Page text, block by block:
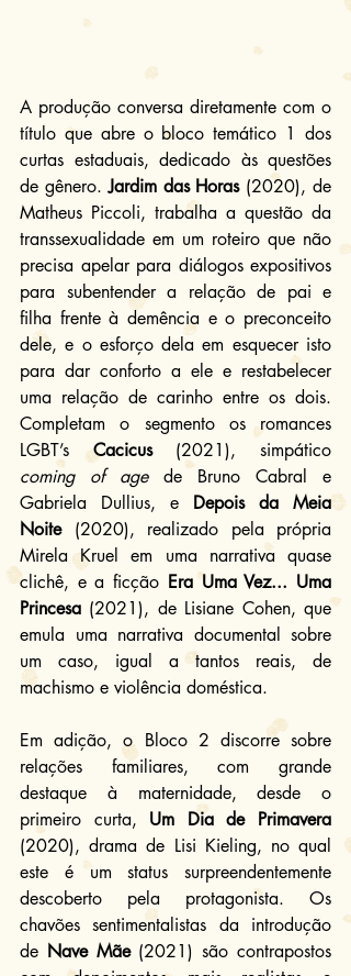
A produção conversa diretamente com o
título que abre o bloco temático 1 dos
curtas estaduais, dedicado às questões
de gênero. Jardim das Horas (2020), de
Matheus Piccoli, trabalha a questão da
transsexualidade em um roteiro que não
precisa apelar para diálogos expositivos
para subentender a relação de pai e
filha frente à demência e o preconceito
dele, e o esforço dela em esquecer isto
para dar conforto a ele e restabelecer
uma relação de carinho entre os dois.
Completam o segmento os romances
LGBT’s Cacicus
coming of age de Bruno Cabral e
Gabriela Dullius, e Depois da Meia
Noite (2020), realizado pela própria
Mirela Kruel em uma narrativa quase
clichê, e a ficção Era Uma Vez... Uma
Princesa (2021), de Lisiane Cohen, que
emula uma narrativa documental sobre
um caso, igual a tantos reais, de
machismo e violência doméstica.
Em adição, o Bloco 2 discorre sobre
relações familiares, com grande
destaque à maternidade, desde o
primeiro curta, Um Dia de Primavera
(2020), drama de Lisi Kieling, no qual
este é um status surpreendentemente
descoberto pela protagonista. Os
chavões sentimentalistas da introdução
de Nave Mãe (2021) são contrapostos